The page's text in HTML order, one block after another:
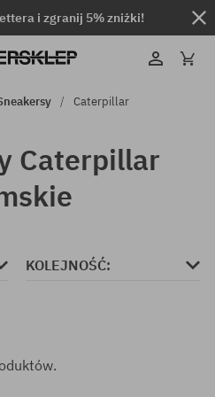
i zgranij 5% zniżki!
Caterpillar
Caterpillar
KOLEJNOŚĆ: